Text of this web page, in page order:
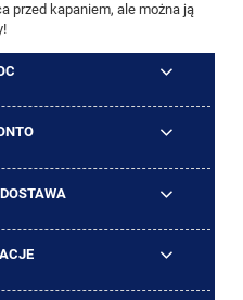
przed kapaniem, ale można ją